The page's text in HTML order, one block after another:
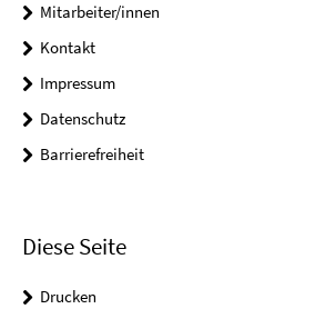
Mitarbeiter/innen
Kontakt
Impressum
Datenschutz
Barrierefreiheit
Diese Seite
Drucken